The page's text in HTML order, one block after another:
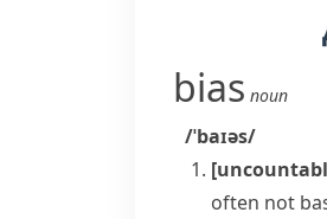
bias noun
/ˈbaɪəs/
often not